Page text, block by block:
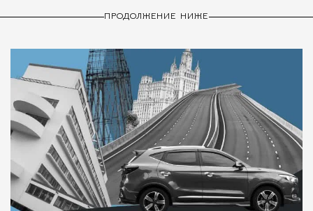
ПРОДОЛЖЕНИЕ НИЖЕ